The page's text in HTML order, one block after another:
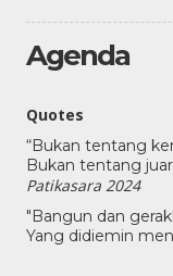
Agenda
Quotes
“Bukan tentang
Bukan tentang
Patikasara 2024
"Bangun dan
Yang didiemin